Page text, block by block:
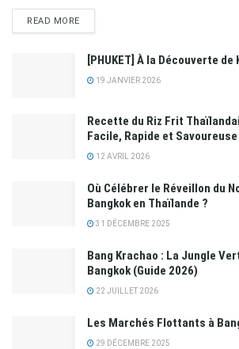
READ MORE
[PHUKET] À la Découverte de
19 JANVIER 2026
Recette du Riz Frit
Facile, Rapide et Savoureuse
12 AVRIL 2026
Où Célébrer le Réveillon du
Bangkok en Thaïlande ?
31 DÉCEMBRE 2025
Bang Krachao : La Jungle
Bangkok (Guide 2026)
22 JUILLET 2026
Les Marchés Flottants à
29 DÉCEMBRE 2025